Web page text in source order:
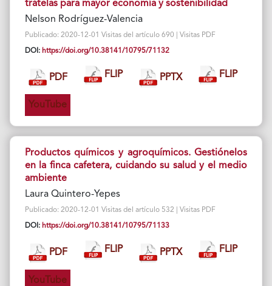
trátelas para mayor economía y sostenibilidad
Nelson Rodríguez-Valencia
Publicado: 2020-12-01 Visitas del artículo 690 | Visitas PDF
DOI: https://doi.org/10.38141/10795/71132
PDF FLIP PPTX FLIP
YouTube
Productos químicos y agroquímicos. Gestiónelos
en la finca cafetera, cuidando su salud y el medio
ambiente
Laura Quintero-Yepes
Publicado: 2020-12-01 Visitas del artículo 532 | Visitas PDF
DOI: https://doi.org/10.38141/10795/71133
PDF FLIP PPTX FLIP
YouTube